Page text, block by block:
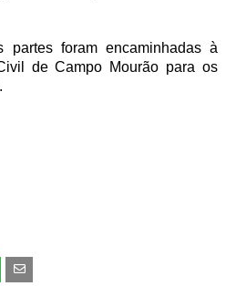
partes foram encaminhadas à
de Campo Mourão para os